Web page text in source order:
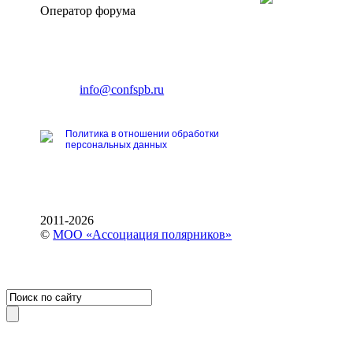
Оператор форума
E-mail:info@confspb.ru
Политика в отношении обработки
персональных данных
2011-2026
©МОО «Ассоциация полярников»